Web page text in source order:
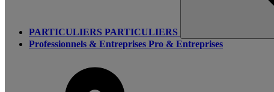
PARTICULIERS PARTICULIERS
Professionnels & Entreprises Pro & Entreprises